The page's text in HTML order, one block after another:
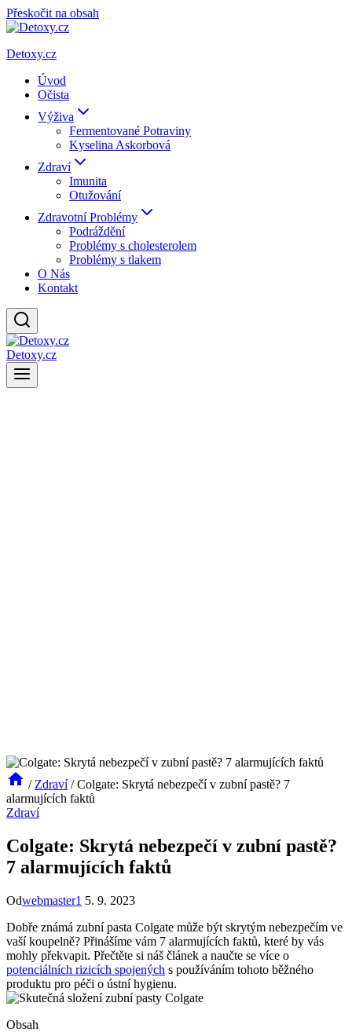
Přeskočit na obsah
Detoxy.cz
Úvod
Očista
Výživa
Fermentované Potraviny
Kyselina Askorbová
Zdraví
Imunita
Otužování
Zdravotní Problémy
Podráždění
Problémy s cholesterolem
Problémy s tlakem
O Nás
Kontakt
Detoxy.cz
/ Zdraví / Colgate: Skrytá nebezpečí v zubní pastě? 7
alarmujících faktů
Zdraví
Colgate: Skrytá nebezpečí v zubní pastě?
7 alarmujících faktů
Odwebmaster1 5. 9. 2023
Dobře známá zubní pasta Colgate může být skrytým nebezpečím ve
vaší koupelně? Přinášíme vám 7 alarmujících faktů, které by vás
mohly překvapit. Přečtěte si náš článek a naučte se více o
potenciálních rizicích spojených s používáním tohoto běžného
produktu pro péči o ústní hygienu.
Obsah